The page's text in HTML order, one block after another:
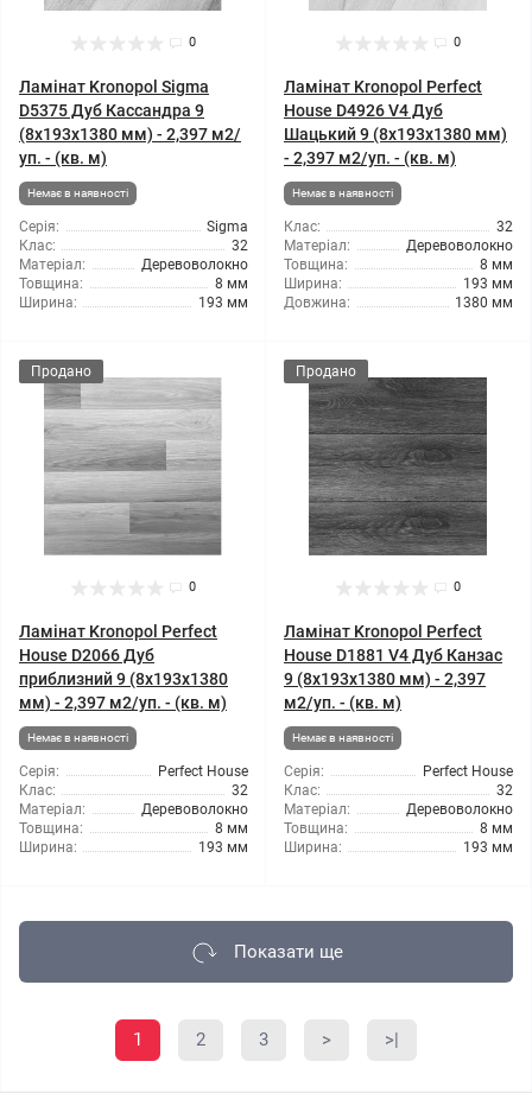
0
Ламінат Kronopol Sigma
D5375 Дуб Кассандра 9
(8x193x1380 мм) - 2,397 м2/
уп. - (кв. м)
Немає в наявності
Серія:
Sigma
Клас:
32
Матеріал:
Деревоволокно
Товщина:
8 мм
Ширина:
193 мм
0
Ламінат Kronopol Perfect
House D4926 V4 Дуб
Шацький 9 (8x193x1380 мм)
- 2,397 м2/уп. - (кв. м)
Немає в наявності
Клас:
32
Матеріал:
Деревоволокно
Товщина:
8 мм
Ширина:
193 мм
Довжина:
1380 мм
Продано
0
Ламінат Kronopol Perfect
House D2066 Дуб
приблизний 9 (8x193x1380
мм) - 2,397 м2/уп. - (кв. м)
Немає в наявності
Серія:
Perfect House
Клас:
32
Матеріал:
Деревоволокно
Товщина:
8 мм
Ширина:
193 мм
Продано
0
Ламінат Kronopol Perfect
House D1881 V4 Дуб Канзас
9 (8x193x1380 мм) - 2,397
м2/уп. - (кв. м)
Немає в наявності
Серія:
Perfect House
Клас:
32
Матеріал:
Деревоволокно
Товщина:
8 мм
Ширина:
193 мм
Показати ще
1 2 3 > >|